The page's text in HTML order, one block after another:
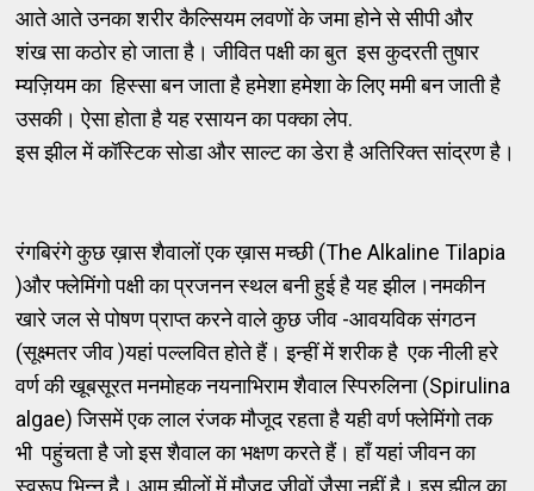
आते आते उनका शरीर कैल्सियम लवणों के जमा होने से सीपी और
शंख सा कठोर हो जाता है। जीवित पक्षी का बुत इस कुदरती तुषार
म्यज़ियम का हिस्सा बन जाता है हमेशा हमेशा के लिए ममी बन जाती है
उसकी। ऐसा होता है यह रसायन का पक्का लेप.
इस झील में कॉस्टिक सोडा और साल्ट का डेरा है अतिरिक्त सांद्रण है।
रंगबिरंगे कुछ ख़ास शैवालों एक ख़ास मच्छी (The Alkaline Tilapia
)और फ्लेमिंगो पक्षी का प्रजनन स्थल बनी हुई है यह झील।नमकीन
खारे जल से पोषण प्राप्त करने वाले कुछ जीव -आवयविक संगठन
(सूक्ष्मतर जीव )यहां पल्लवित होते हैं। इन्हीं में शरीक है एक नीली हरे
वर्ण की खूबसूरत मनमोहक नयनाभिराम शैवाल स्पिरुलिना (Spirulina
algae) जिसमें एक लाल रंजक मौजूद रहता है यही वर्ण फ्लेमिंगो तक
भी पहुंचता है जो इस शैवाल का भक्षण करते हैं। हाँ यहां जीवन का
स्वरूप भिन्न है। आम झीलों में मौजूद जीवों जैसा नहीं है। इस झील का